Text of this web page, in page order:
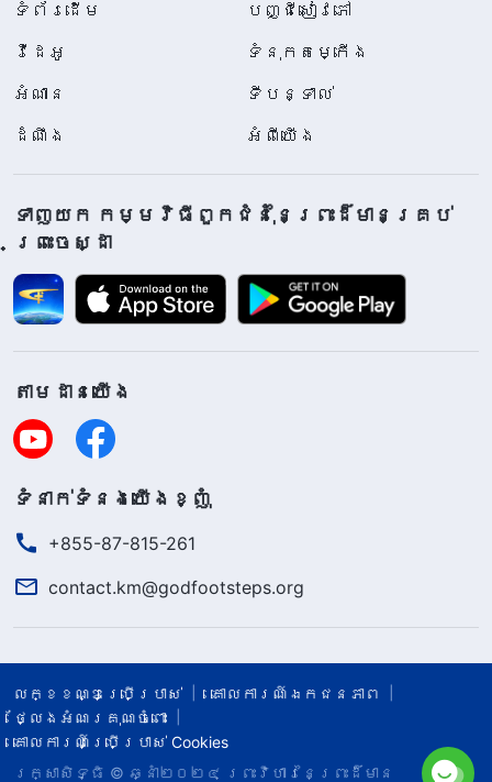
ទំព័រ​ដើម
បញ្ជីសៀវភៅ
វីដេអូ
ទំនុកតម្កើង
អំណាន
ទីបន្ទាល់
ដំណឹង
អំពីយើង
ទាញយក កម្មវិធីពួកជំនុំនៃព្រះដ៏មានគ្រប់
ព្រះចេស្ដា
តាម​ដាន​យើង​
ទំនាក់​ទំនង​យើង​ខ្ញុំ
+855-87-815-261
contact.km@godfootsteps.org
លក្ខខណ្ឌ​ប្រើប្រាស់​
គោលការណ៍ឯកជនភាព
ថ្លែងអំណរគុណចំពោះ
គោលការណ៍ប្រើប្រាស់ Cookies
រក្សាសិទ្ធិ © ឆ្នាំ២០២៤ ព្រះ​វិហារនៃព្រះដ៏មាន